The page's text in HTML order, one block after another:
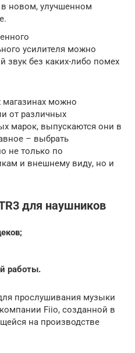
в новом, улучшенном
усилителя можно
звук без каких-либо помех
магазинах можно
от различных
марок, выпускаются они в
– выбрать
не только по
и внешнему виду, но и
для наушников
работы.
прослушивания музыки
Fiio, созданной в
на производстве